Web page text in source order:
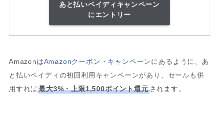
あと払いペイディキャンペーン
にエントリー
AmazonはAmazonクーポン・キャンペーンにあるように、あ
と払いペイディの初回利用キャンペーンがあり、セールも併
用すれば最大3%・上限1,500ポイント還元されます。